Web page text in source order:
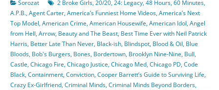
Sorozat 2 Broke Girls,20/20,24: Legacy,48 Hours,60 Minutes,
A.P.B.,Agent Carter,America’s Funniest Home Videos,America’s Next
Top Model,American Crime,American Housewife,American Idol,Angel
from Hell,Arrow, Beauty and The Beast, Best Time Ever with Neil Patrick
Harris, Better Late Than Never, Black-ish, Blindspot, Blood & Oil, Blue
Bloods, Bob's Burgers, Bones, Bordertown, Brooklyn Nine-Nine, Bull,
Castle,Chicago Fire,Chicago Justice,Chicago Med,Chicago PD,Code
Black,Containment,Conviction,Cooper Barrett’s Guide to Surviving Life,
Crazy Ex-Girlfriend,Criminal Minds,Criminal Minds Beyond Borders,